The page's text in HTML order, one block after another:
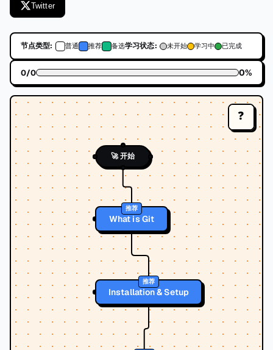
Twitter
节点类型: 普通 推荐 备选学习状态: 未开始 学习中 已完成
0/0 0%
🚀 开始
推荐
What is Git
推荐
Installation & Setup
❓